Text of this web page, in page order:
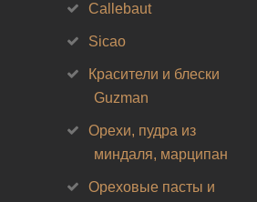
Callebaut
Sicao
Красители и блески
Guzman
Орехи, пудра из
миндаля, марципан
Ореховые пасты и